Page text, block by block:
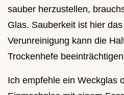
sauber herzustellen,
Glas. Sauberkeit ist hier
Verunreinigung kann die
Trockenhefe
Ich empfehle ein Weckglas